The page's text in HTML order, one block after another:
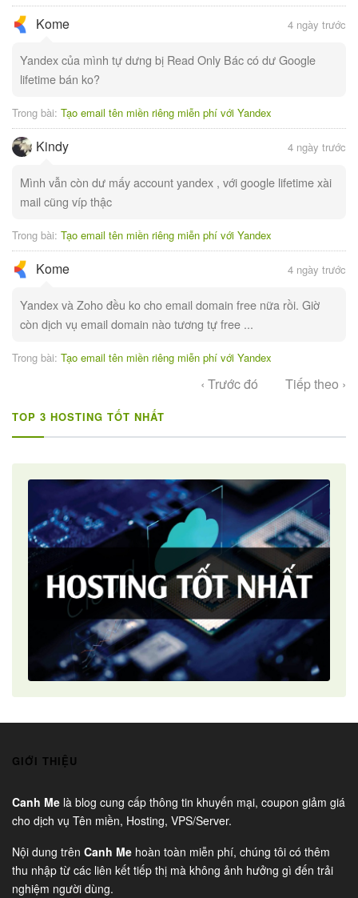
Kome 4 ngày trước
Yandex của mình tự dưng bị Read Only Bác có dư Google
lifetime bán ko?
Trong bài: Tạo email tên miền riêng miễn phí với Yandex
Kindy 4 ngày trước
Mình vẫn còn dư mấy account yandex , với google lifetime xài
mail cũng víp thậc
Trong bài: Tạo email tên miền riêng miễn phí với Yandex
Kome 4 ngày trước
Yandex và Zoho đều ko cho email domain free nữa rồi. Giờ
còn dịch vụ email domain nào tương tự free ...
Trong bài: Tạo email tên miền riêng miễn phí với Yandex
‹ Trước đó Tiếp theo ›
TOP 3 HOSTING TỐT NHẤT
GIỚI THIỆU
Canh Melà blog cung cấp thông tin khuyến mại, coupon giảm giá
cho dịch vụ Tên miền, Hosting, VPS/Server.
Nội dung trên Canh Mehoàn toàn miễn phí, chúng tôi có thêm
thu nhập từ các liên kết tiếp thị mà không ảnh hưởng gì đến trải
nghiệm người dùng.